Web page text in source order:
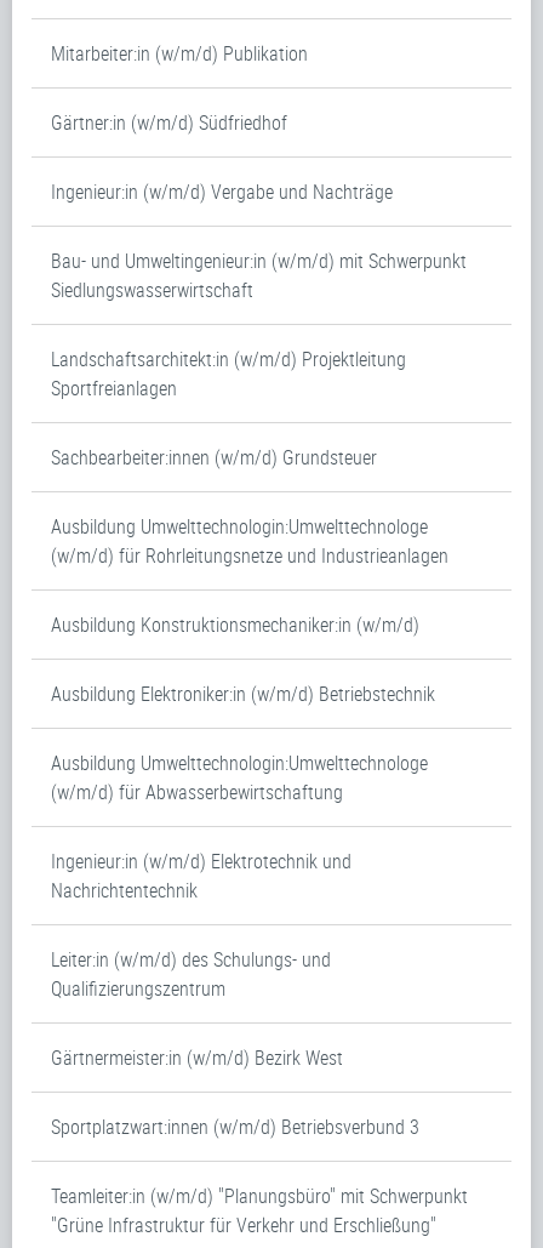
Mitarbeiter:in (w/m/d) Publikation
Gärtner:in (w/m/d) Südfriedhof
Ingenieur:in (w/m/d) Vergabe und Nachträge
Bau- und Umweltingenieur:in (w/m/d) mit Schwerpunkt
Siedlungswasserwirtschaft
Landschaftsarchitekt:in (w/m/d) Projektleitung
Sportfreianlagen
Sachbearbeiter:innen (w/m/d) Grundsteuer
Ausbildung Umwelttechnologin:Umwelttechnologe
(w/m/d) für Rohrleitungsnetze und Industrieanlagen
Ausbildung Konstruktionsmechaniker:in (w/m/d)
Ausbildung Elektroniker:in (w/m/d) Betriebstechnik
Ausbildung Umwelttechnologin:Umwelttechnologe
(w/m/d) für Abwasserbewirtschaftung
Ingenieur:in (w/m/d) Elektrotechnik und
Nachrichtentechnik
Leiter:in (w/m/d) des Schulungs- und
Qualifizierungszentrum
Gärtnermeister:in (w/m/d) Bezirk West
Sportplatzwart:innen (w/m/d) Betriebsverbund 3
Teamleiter:in (w/m/d) "Planungsbüro" mit Schwerpunkt
"Grüne Infrastruktur für Verkehr und Erschließung"